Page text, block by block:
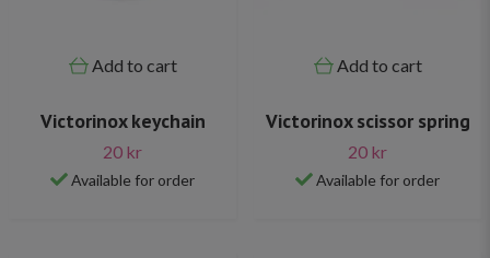
Add to cart
Victorinox keychain
20 kr
Available for order
Add to cart
Victorinox scissor spring
20 kr
Available for order